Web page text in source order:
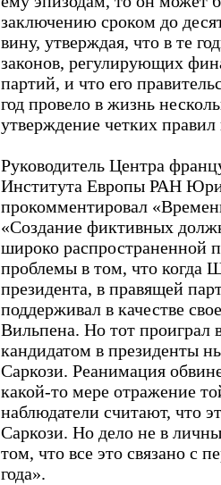
заключению сроком до
вину, утверждая, что в те
законов, регулирующих
партий, и что его
год провело в жизнь
утверждение четких
Руководитель Центра
Института Европы РАН
прокомментировал
«Создание фиктивных
широко распространенной
проблемы в том, что когда
президента, в правящей
поддерживал в качестве
Вильпена. Но тот проиграл
кандидатом в президенты
Саркози. Реанимация
какой-то мере отражение
наблюдатели считают, что
Саркози. Но дело не в
том, что все это связано с
года».